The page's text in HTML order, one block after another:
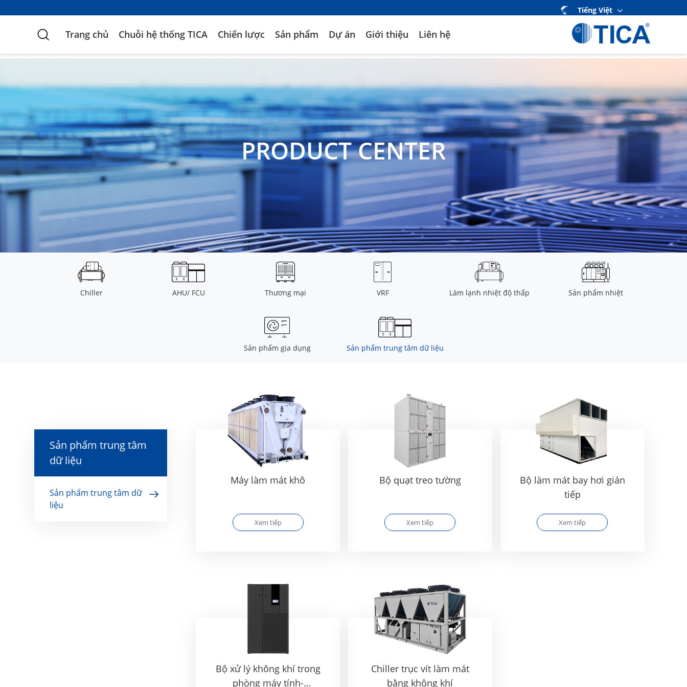
Tiếng Việt
Trang chủ Chuỗi hệ thống TICA Chiến lược Sản phẩm Dự án Giới thiệu Liên hệ
PRODUCT CENTER
Chiller AHU/ FCU Thương mại VRF Làm lạnh nhiệt độ thấp Sản phẩm nhiệt
Sản phẩm gia dụng Sản phẩm trung tâm dữ liệu
Sản phẩm trung tâm
dữ liệu
Sản phẩm trung tâm dữ
liệu
Máy làm mát khô
Xem tiếp
Bộ quạt treo tường
Xem tiếp
Bộ làm mát bay hơi gián
tiếp
Xem tiếp
Bộ xử lý không khí trong
phòng máy tính-
Chiller trục vít làm mát
bằng không khí